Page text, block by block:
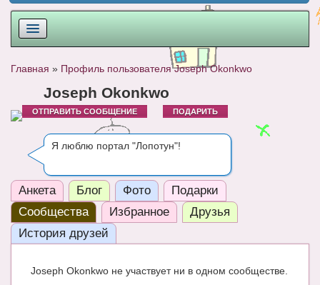
РОДЫ
НОВОРОЖДЕННЫЙ
РАЗВИТИЕ
ВОПРОС-ОТВЕТ
ЧАТ
КНИГИ
Сказки
Главная » Профиль пользователя Joseph Okonkwo
Joseph Okonkwo
ОТПРАВИТЬ СООБЩЕНИЕ ПОДАРИТЬ
Я люблю портал "Лопотун"!
Анкета Блог Фото
Подарки
Сообщества
Избранное
Друзья
История друзей
Joseph Okonkwo не участвует ни в одном сообществе.